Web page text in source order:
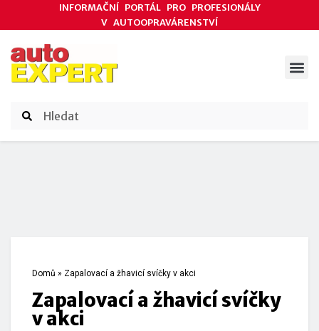
INFORMAČNÍ PORTÁL PRO PROFESIONÁLY
V AUTOOPRAVÁRENSTVÍ
Domů » Zapalovací a žhavicí svíčky v akci
Zapalovací a žhavicí svíčky
v akci